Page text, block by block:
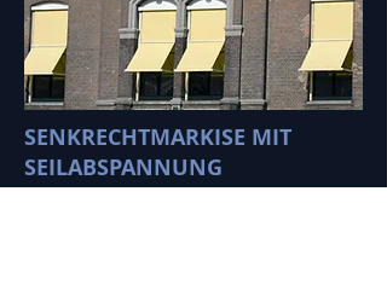
SENKRECHTMARKISE MIT
SEILABSPANNUNG